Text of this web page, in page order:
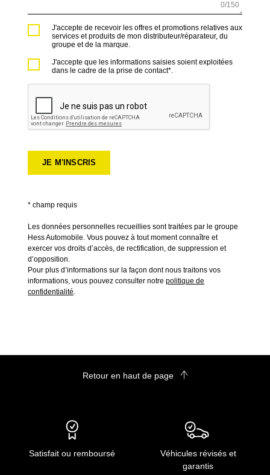
0/150
J'accepte de recevoir les offres et promotions relatives aux
services et produits de mon distributeur/réparateur, du
groupe et de la marque.
J'accepte que les informations saisies soient exploitées
dans le cadre de la prise de contact*.
* champ requis
Les données personnelles recueillies sont traitées par le groupe
Hess Automobile. Vous pouvez à tout moment connaître et
exercer vos droits d’accès, de rectification, de suppression et
d’opposition.
Pour plus d’informations sur la façon dont nous traitons vos
informations, vous pouvez consulter notre politique de
confidentialité.
Retour en haut de page
Satisfait ou remboursé
Véhicules révisés et
garantis